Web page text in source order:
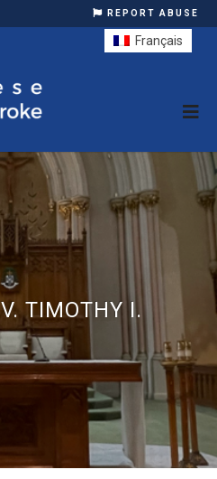
REPORT ABUSE
TIMOTHY I.
Français